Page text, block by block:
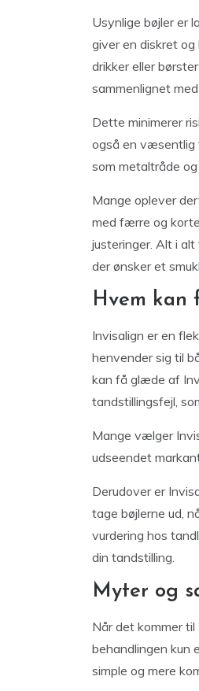
Usynlige bøjler er
giver en diskret og
drikker eller
sammenlignet
Dette minimerer
også en væsentlig
som metaltråde
Mange oplever
med færre og
justeringer. Alt i
der ønsker et
Hvem kan
Invisalign er en
henvender sig til
kan få glæde af
tandstillingsfejl,
Mange vælger
udseendet
Derudover er
tage bøjlerne ud,
vurdering hos
din tandstilling.
Myter og
Når det kommer
behandlingen kun
simple og mere